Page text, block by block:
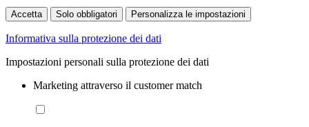
Accetta Solo obbligatori Personalizza le impostazioni
Informativa sulla protezione dei dati
Impostazioni personali sulla protezione dei dati
Marketing attraverso il customer match